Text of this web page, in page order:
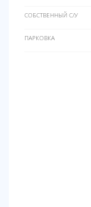
СОБСТВЕННЫЙ С/У
ПАРКОВКА